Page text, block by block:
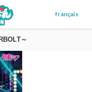
français
～